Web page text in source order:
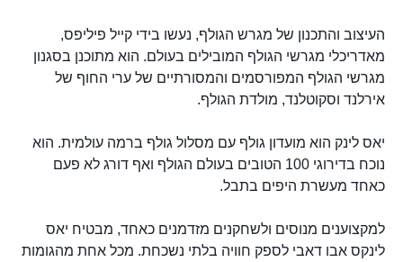
העיצוב והתכנון של מגרש הגולף, נעשו בידי קייל פיליפס,
מאדריכלי מגרשי הגולף המובילים בעולם. הוא מתוכנן בסגנון
מגרשי הגולף המפורסמים והמסורתיים של ערי החוף של
אירלנד וסקוטלנד, מולדת הגולף.
יאס לינק הוא מועדון גולף עם מסלול גולף ברמה עולמית. הוא
נוכח בדירוגי 100 הטובים בעולם הגולף ואף דורג לא פעם
כאחד מעשרת היפים בתבל.
למקצוענים מנוסים ולשחקנים מזדמנים כאחד, מבטיח יאס
לינקס אבו דאבי לספק חוויה בלתי נשכחת. מכל אחת מהגומות